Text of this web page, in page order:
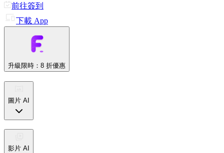
前往簽到
下載 App
升級 限時：8 折優惠
圖片 AI
影片 AI